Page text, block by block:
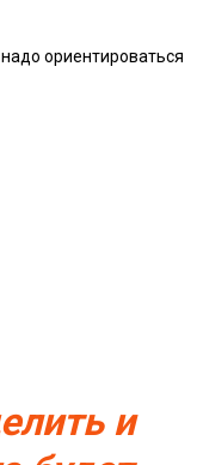
ориентироваться
и